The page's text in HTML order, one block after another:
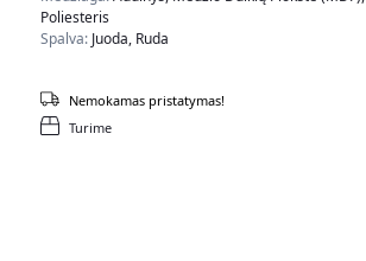
Poliesteris
Spalva: Juoda, Ruda
Turime
Nemokamas pristatymas!